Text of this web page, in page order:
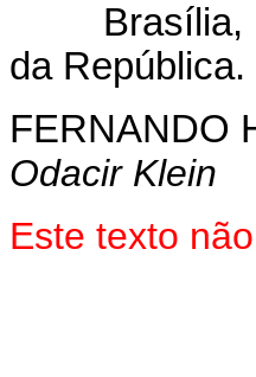
Brasília, 10
da República.
FERNANDO
Odacir Klein
Este texto